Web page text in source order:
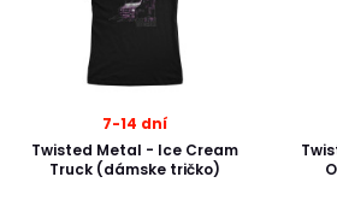
7-14 dní
Twisted Metal - Ice Cream
Truck (dámske tričko)